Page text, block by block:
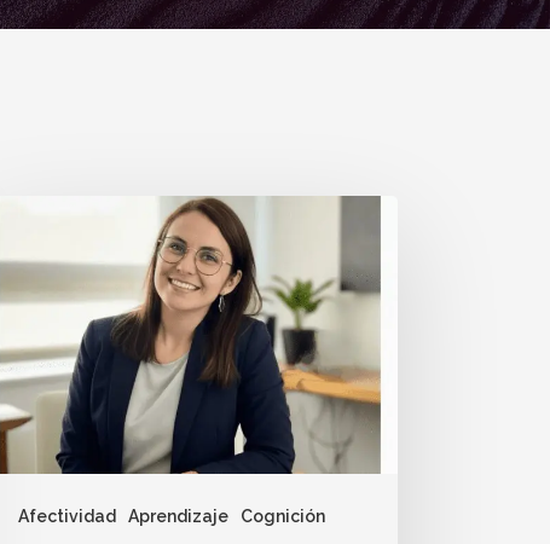
Afectividad Aprendizaje Cognición